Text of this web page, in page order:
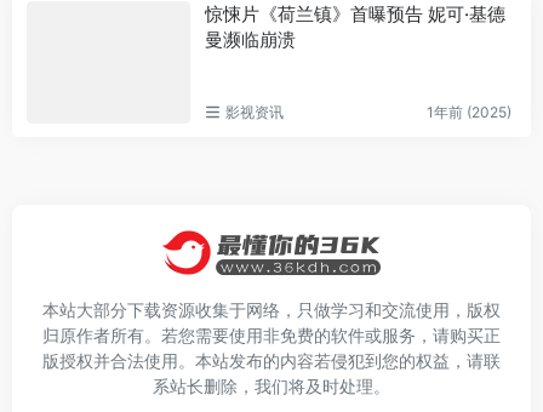
惊悚片《荷兰镇》首曝预告 妮可·基德
曼濒临崩溃
影视资讯 1年前 (2025)
本站大部分下载资源收集于网络，只做学习和交流使用，版权
归原作者所有。若您需要使用非免费的软件或服务，请购买正
版授权并合法使用。本站发布的内容若侵犯到您的权益，请联
系站长删除，我们将及时处理。